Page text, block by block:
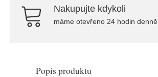
Nakupujte kdykoli
máme otevřeno 24 hodin denně
Popis produktu